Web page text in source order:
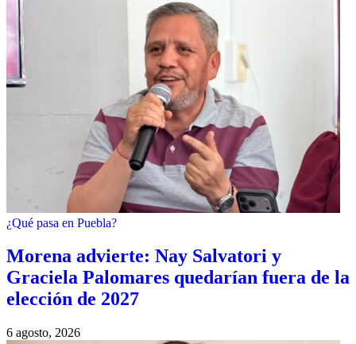
¿Qué pasa en Puebla?
Morena advierte: Nay Salvatori y
Graciela Palomares quedarían fuera de la
elección de 2027
6 agosto, 2026